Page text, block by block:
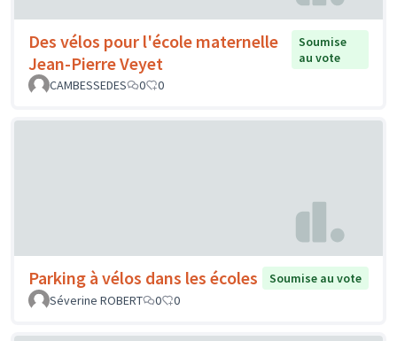
Des vélos pour l'école maternelle
Jean-Pierre Veyet
Soumise
au vote
CAMBESSEDES
0 0
Parking à vélos dans les écoles
Soumise au vote
Séverine ROBERT
0 0